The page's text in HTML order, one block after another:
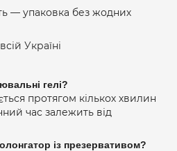
— упаковка без жодних
Україні
гелі?
протягом кількох хвилин
час залежить від
із презервативом?